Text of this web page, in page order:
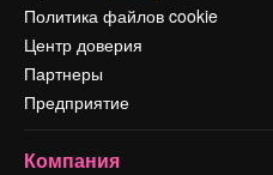
Политика файлов cookie
Центр доверия
Партнеры
Предприятие
Компания